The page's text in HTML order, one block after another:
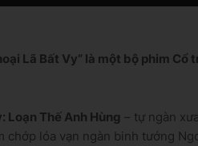
Lã Bất Vy” là một bộ phim
Loạn Thế Anh Hùng – tự ngàn
chớp lóa vạn ngàn binh tướng